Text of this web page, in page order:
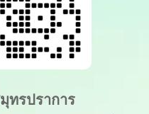
ทรปราการ